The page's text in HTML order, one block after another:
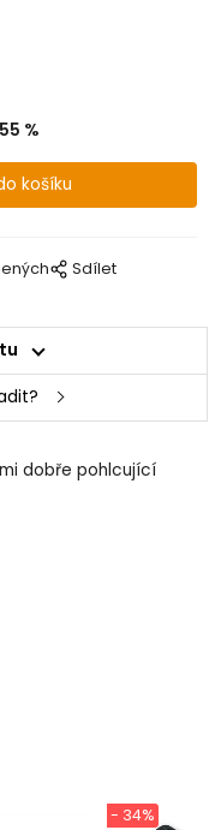
%
Sdílet
dobře pohlcující
- 34%